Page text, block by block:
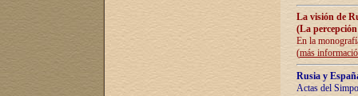
La visión de
(La
En la
(más
Rusia y
Actas del